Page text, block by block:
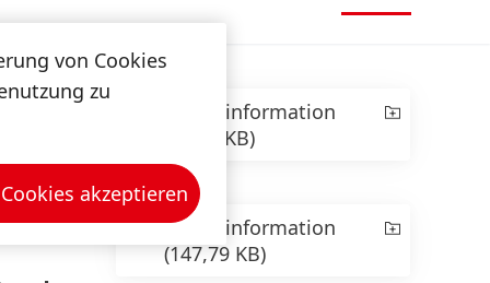
Presseinformation
(258,2 KB)
Presseinformation
(147,79 KB)
von Cookies
zu
akzeptieren